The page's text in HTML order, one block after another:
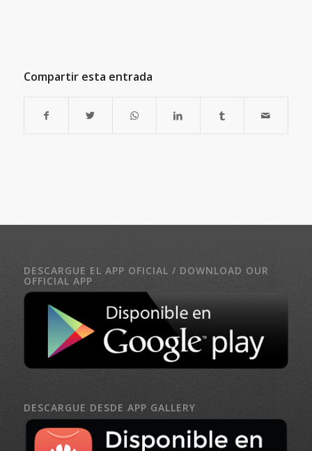
Compartir esta entrada
DESCARGUE EL APP OFICIAL / DOWNLOAD OUR
OFFICIAL APP
DESCARGUE DESDE APP GALLERY